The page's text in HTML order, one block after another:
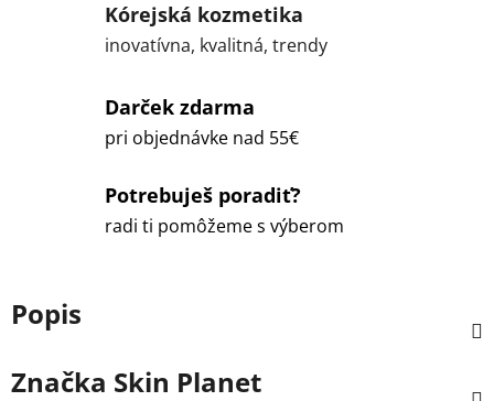
Kórejská kozmetika
inovatívna, kvalitná, trendy
Darček zdarma
pri objednávke nad 55€
Potrebuješ poradiť?
radi ti pomôžeme s výberom
Popis
Značka Skin Planet